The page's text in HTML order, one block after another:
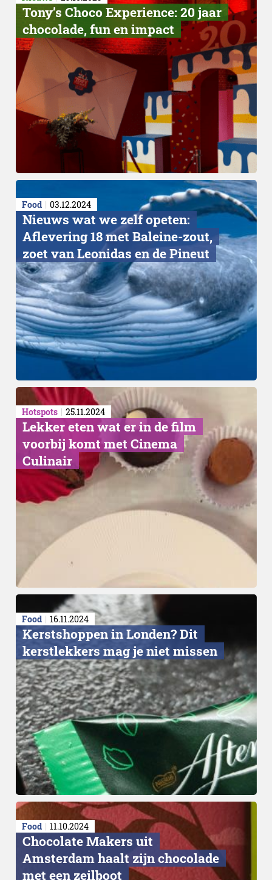
Nestlé Cocoa Plan
Tony’s Choco Experience: 20 jaar
chocolade, fun en impact
Food 03.12.2024
Nieuws wat we zelf opeten:
Aflevering 18 met Baleine-zout,
zoet van Leonidas en de Pineut
Hotspots 25.11.2024
Lekker eten wat er in de film
voorbij komt met Cinema
Culinair
Food 16.11.2024
Kerstshoppen in Londen? Dit
kerstlekkers mag je niet missen
Food 11.10.2024
Chocolate Makers uit
Amsterdam haalt zijn chocolade
met een zeilboot